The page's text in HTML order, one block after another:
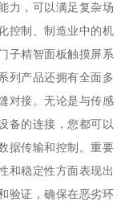
力，可以满足复杂场
控制、制造业中的机
子精智面板触摸屏系
列产品还拥有全面多
对接。无论是与传感
备的连接，您都可以
据传输和控制。重要
和稳定性方面表现出
验证，确保在恶劣环